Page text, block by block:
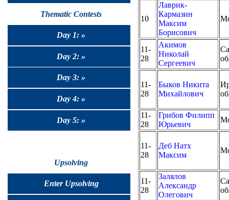
Thematic Contests
Day 1: »
Day 2: »
Day 3: »
Day 4: »
Day 5: »
Upsolving
Enter Upsolving
10
Лаврик-
Кармазин
Максим
Борисович
11-
28
Акимов
Николай
Сергеевич
11-
28
Быков Никита
Михайлович
11-
28
Грибов Филипп
Юрьевич
11-
28
Деб Натх
Максим
11-
28
Залялов
Александр
Олегович